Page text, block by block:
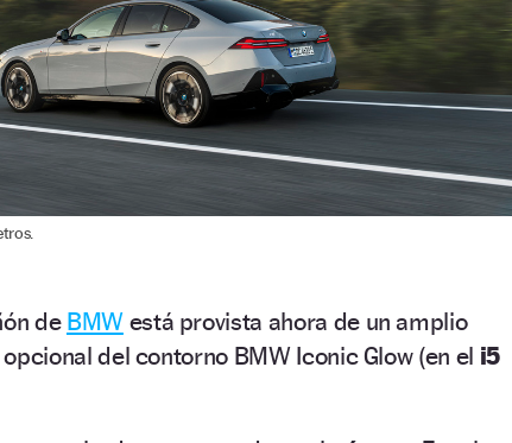
deBMWestá provista ahora de un amplio
del contorno BMW Iconic Glow (en el i5